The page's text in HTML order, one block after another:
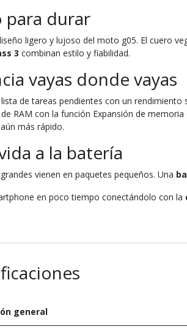
para durar
ligero y lujoso del moto g05. El cuero
3 combinan estilo y fiabilidad.
vayas donde vayas
de tareas pendientes con un rendimiento
RAM con la función Expansión de
más rápido.
a la batería
vienen en paquetes pequeños. Una
en poco tiempo conectándolo con la
general